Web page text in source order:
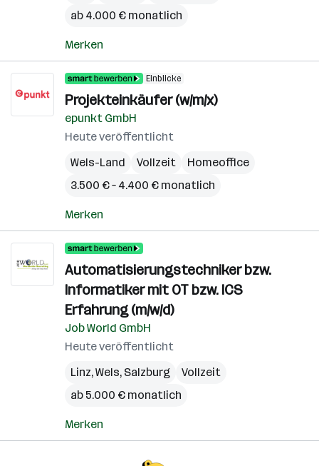
ab 4.000 € monatlich
Merken
Einblicke
Projekteinkäufer (w/m/x)
epunkt GmbH
Heute veröffentlicht
Wels-Land
Vollzeit
Homeoffice
3.500 € – 4.400 € monatlich
Merken
Automatisierungstechniker bzw.
Informatiker mit OT bzw. ICS
Erfahrung (m/w/d)
Job World GmbH
Heute veröffentlicht
Linz,Wels, Salzburg
Vollzeit
ab 5.000 € monatlich
Merken